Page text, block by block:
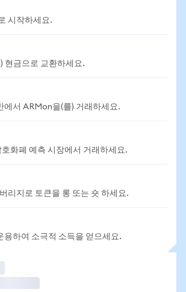
시작하세요.
현금으로 교환하세요.
에서 ARMon을(를) 거래하세요.
화폐 예측 시장에서 거래하세요.
리지로 토큰을 롱 또는 숏 하세요.
용하여 소극적 소득을 얻으세요.